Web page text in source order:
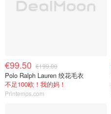
€99.50 €199.00
Polo Ralph Lauren 绞花毛衣
不足100欧！我的妈！
Printemps.com